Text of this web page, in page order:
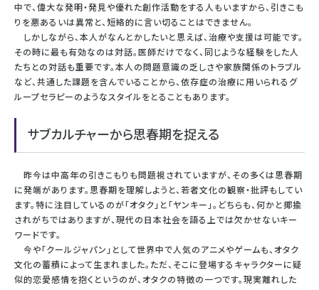
中で、偉大な発明・発見や優れた創作活動をする人もいますから、引きこも
りを悪あるいは異常と、短絡的に言い切ることはできません。
しかしながら、本人がなんとかしたいと思えば、治療や支援は可能です。
その時に最も有効なのは対話。医師だけでなく、同じような経験をした人
たちとの対話も重要です。本人の問題意識の乏しさや家族関係のトラブル
など、共通した課題を含んでいることから、依存症の治療に用いられるグ
ループセラピーのようなスタイルをとることもあります。
サブカルチャーから思春期を捉える
昨今は中高年の引きこもりも問題視されていますが、その多くは思春期
に発端があります。思春期を理解しようと、若者文化の観察・批評もしてい
ます。特に注目しているのが「オタク」と「ヤンキー」。どちらも、何かと揶揄
されがちではありますが、現代の日本社会を語る上では欠かせないキー
ワードです。
今や「クールジャパン」として世界中で人気のアニメやゲームも、オタク
文化の蓄積によって生まれました。ただ、そこに登場するキャラクターに疑
似的恋愛感情を抱くというのが、オタクの特徴の一つです。現実離れした